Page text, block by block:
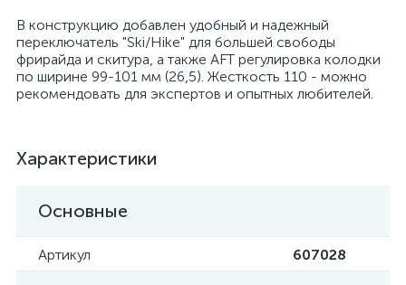
В конструкцию добавлен удобный и надежный
переключатель "Ski/Hike" для большей свободы
фрирайда и скитура, а также AFT регулировка колодки
по ширине 99-101 мм (26,5). Жесткость 110 - можно
рекомендовать для экспертов и опытных любителей.
Характеристики
Основные
Артикул 607028